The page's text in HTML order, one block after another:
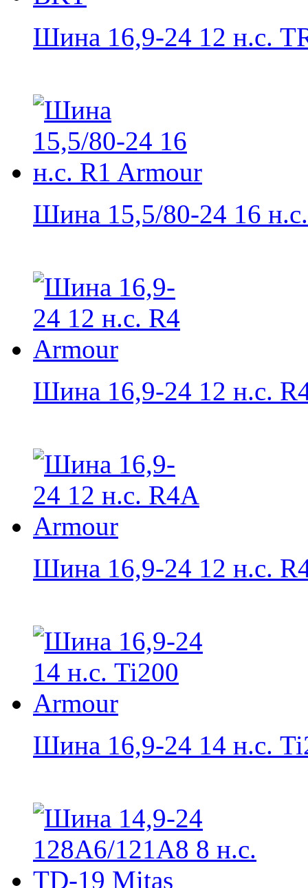
Шина 16,9-24 12 н.с.
Шина 15,5/80-24 16
Шина 16,9-24 12 н.с.
Шина 16,9-24 12 н.с.
Шина 16,9-24 14 н.с.